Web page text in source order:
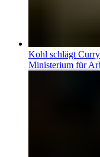
Kohl schlägt
Ministerium für